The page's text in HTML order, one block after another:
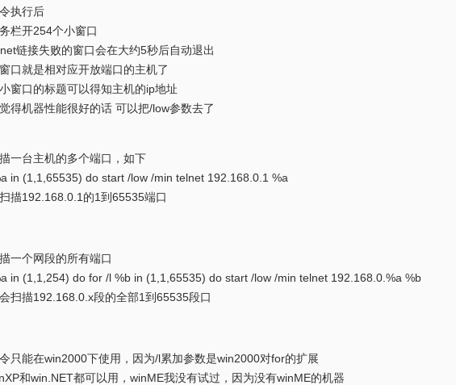
执行后
栏开254个小窗口
链接失败的窗口会在大约5秒后自动退出
口就是相对应开放端口的主机了
窗口的标题可以得知主机的ip地址
得机器性能很好的话 可以把/low参数去了
一台主机的多个端口，如下
in (1,1,65535) do start /low /min telnet 192.168.0.1 %a
描192.168.0.1的1到65535端口
一个网段的所有端口
in (1,1,254) do for /l %b in (1,1,65535) do start /low /min telnet 192.168.0.%a %b
扫描192.168.0.x段的全部1到65535段口
只能在win2000下使用，因为/l累加参数是win2000对for的扩展
和win.NET都可以用，winME我没有试过，因为没有winME的机器